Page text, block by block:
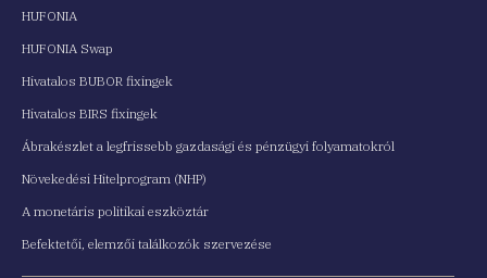
HUFONIA
HUFONIA Swap
Hivatalos BUBOR fixingek
Hivatalos BIRS fixingek
Ábrakészlet a legfrissebb gazdasági és pénzügyi folyamatokról
Növekedési Hitelprogram (NHP)
A monetáris politikai eszköztár
Befektetői, elemzői találkozók szervezése